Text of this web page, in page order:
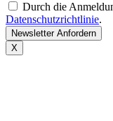
Durch die
Datenschutzrichtlinie.
X